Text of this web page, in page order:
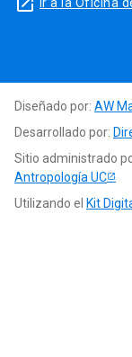
Diseñado por: AW
Desarrollado por:
Sitio administrado
Antropología UC
Utilizando el Kit